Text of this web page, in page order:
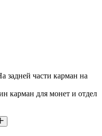
задней части карман на
карман для монет и отдел